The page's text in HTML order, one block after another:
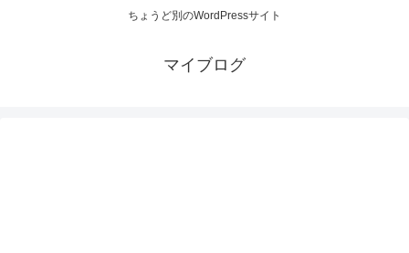
ちょうど別のWordPressサイト
マイブログ